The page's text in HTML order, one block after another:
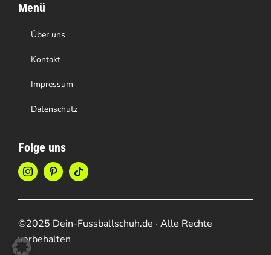
Menü
Über uns
Kontakt
Impressum
Datenschutz
Folge uns
©2025 Dein-Fussballschuh.de · Alle Rechte
vorbehalten